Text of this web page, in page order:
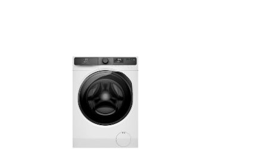
tiết kiệm Cotton Giặt nhanh 15 phút Giũ, xả, vắt
giặt hiệu quả
hiển thị